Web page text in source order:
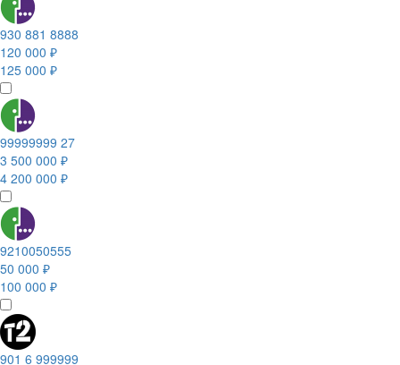
930 881 8888
120 000 ₽
125 000 ₽
99999999 27
3 500 000 ₽
4 200 000 ₽
9210050555
50 000 ₽
100 000 ₽
901 6 999999